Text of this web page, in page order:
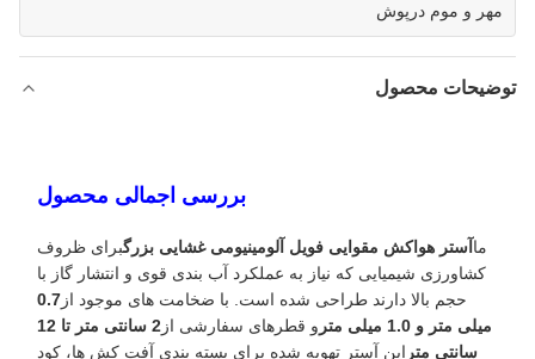
مهر و موم درپوش
توضیحات محصول
بررسی اجمالی محصول
ما آستر هواکش مقوایی فویل آلومینیومی غشایی بزرگبرای ظروف
کشاورزی شیمیایی که نیاز به عملکرد آب بندی قوی و انتشار گاز با
حجم بالا دارند طراحی شده است. با ضخامت های موجود از 0.7
میلی متر و 1.0 میلی متر
و قطرهای سفارشی از
2 سانتی متر تا 12
سانتی متر این آستر تهویه شده برای بسته بندی آفت کش ها، کود